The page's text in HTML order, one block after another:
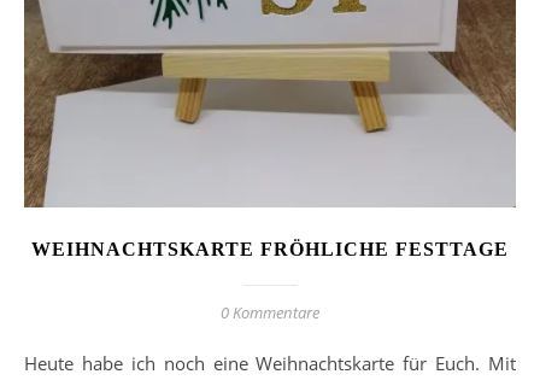
WEIHNACHTSKARTE FRÖHLICHE FESTTAGE
0 Kommentare
Heute habe ich noch eine Weihnachtskarte für Euch. Mit